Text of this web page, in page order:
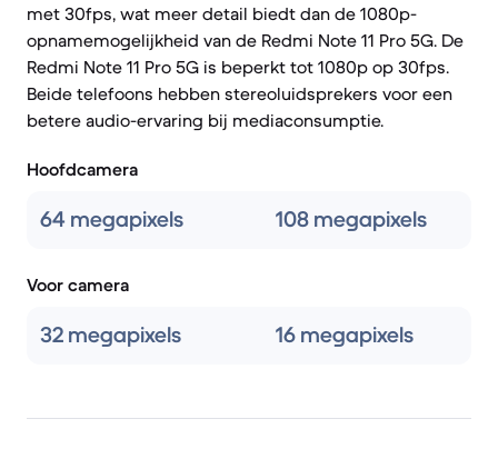
met 30fps, wat meer detail biedt dan de 1080p-
opnamemogelijkheid van de Redmi Note 11 Pro 5G. De
Redmi Note 11 Pro 5G is beperkt tot 1080p op 30fps.
Beide telefoons hebben stereoluidsprekers voor een
betere audio-ervaring bij mediaconsumptie.
Hoofdcamera
64 megapixels 108 megapixels
Voor camera
32 megapixels 16 megapixels